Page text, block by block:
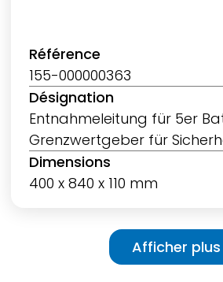
Référence
155-000000363
Désignation
Entnahmeleitung für 5er
Grenzwertgeber für
Dimensions
400 x 840 x 110 mm
Afficher plus
Afficher plus